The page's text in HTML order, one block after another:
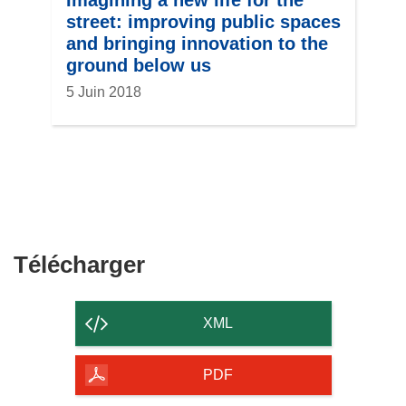
street: improving public spaces
and bringing innovation to the
ground below us
5 Juin 2018
TéléchargerTélécharger
contenu
de
XML
PDF